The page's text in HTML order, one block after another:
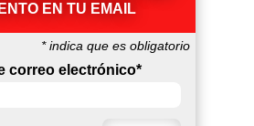
EN TU EMAIL
*indica que es obligatorio
correo electrónico*